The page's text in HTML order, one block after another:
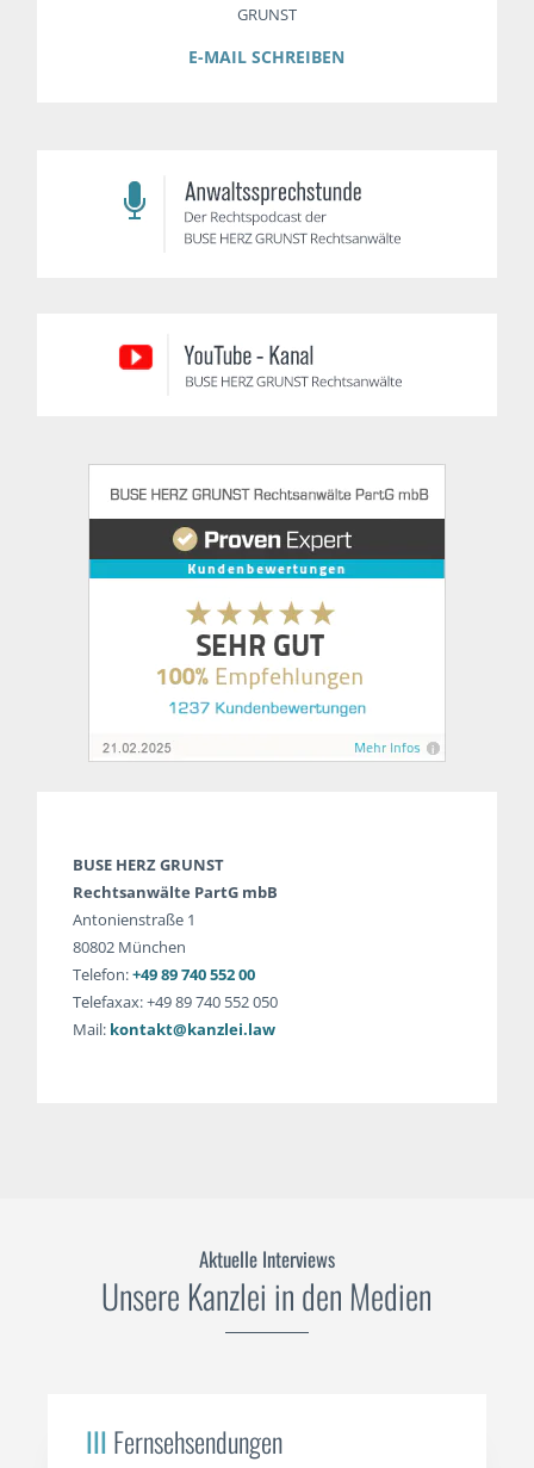
GRUNST
E-MAIL SCHREIBEN
BUSE HERZ GRUNST
Rechtsanwälte PartG mbB
Antonienstraße 1
80802 München
Telefon:+49 89 740 552 00
Telefaxax: +49 89 740 552 050
Mail: kontakt@kanzlei.law
Aktuelle Interviews
Unsere Kanzlei in den Medien
III Fernsehsendungen